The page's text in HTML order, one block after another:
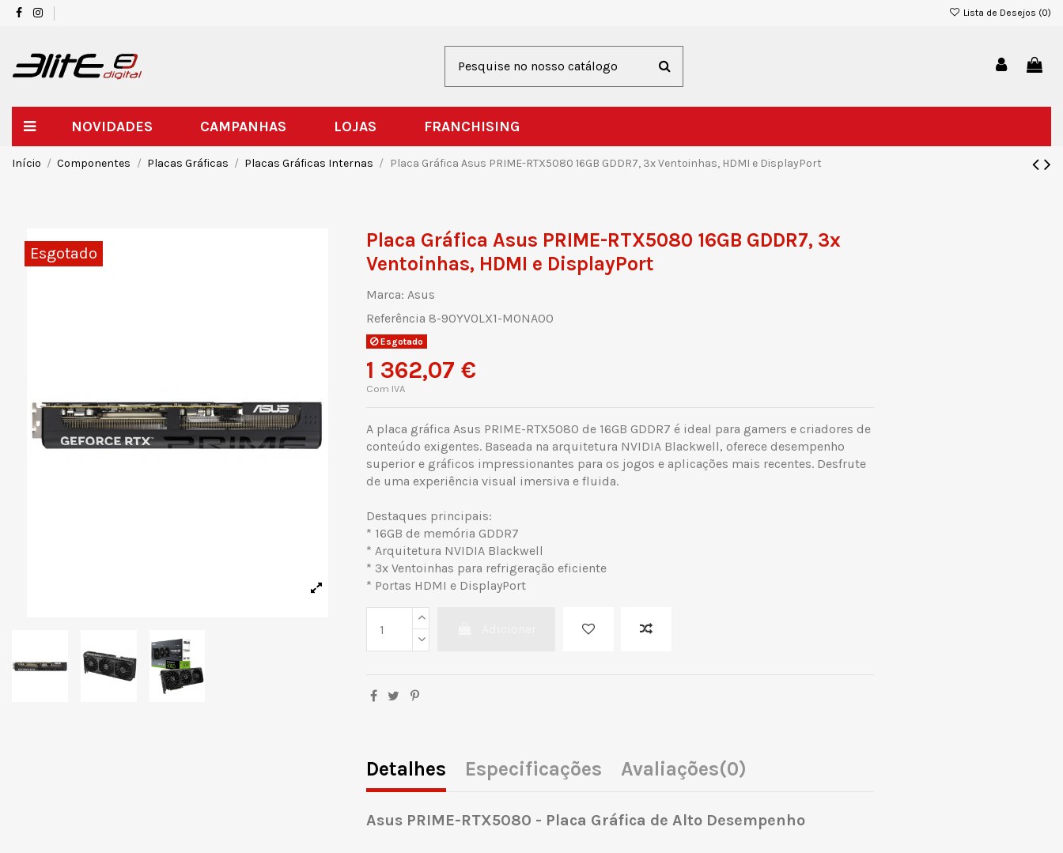
Lista de Desejos (0)
NOVIDADES CAMPANHAS LOJAS FRANCHISING
Início Componentes Placas Gráficas Placas Gráficas Internas Placa Gráfica Asus PRIME-RTX5080 16GB GDDR7, 3x Ventoinhas, HDMI e DisplayPort
Esgotado
Placa Gráfica Asus PRIME-RTX5080 16GB GDDR7, 3x
Ventoinhas, HDMI e DisplayPort
Marca: Asus
Referência 8-90YV0LX1-M0NA00
Esgotado
1 362,07 €
Com IVA
A placa gráfica Asus PRIME-RTX5080 de 16GB GDDR7 é ideal para gamers e criadores de
conteúdo exigentes. Baseada na arquitetura NVIDIA Blackwell, oferece desempenho
superior e gráficos impressionantes para os jogos e aplicações mais recentes. Desfrute
de uma experiência visual imersiva e fluida.
Destaques principais:
* 16GB de memória GDDR7
* Arquitetura NVIDIA Blackwell
* 3x Ventoinhas para refrigeração eficiente
* Portas HDMI e DisplayPort
Detalhes Especificações Avaliações(0)
Asus PRIME-RTX5080 - Placa Gráfica de Alto Desempenho